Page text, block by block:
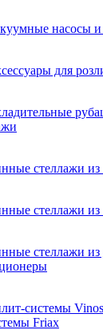
насосы и
для
стеллажи из
стеллажи из
стеллажи из
системы
Friax